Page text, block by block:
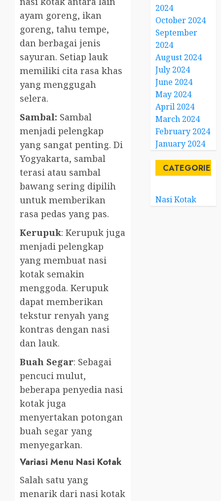
ayam goreng, ikan
goreng, tahu tempe,
dan berbagai jenis
sayuran. Setiap lauk
memiliki cita rasa khas
yang menggugah
selera.
Sambal: Sambal
menjadi pelengkap
yang sangat penting. Di
Yogyakarta, sambal
terasi atau sambal
bawang sering dipilih
untuk memberikan
rasa pedas yang pas.
Kerupuk: Kerupuk juga
menjadi pelengkap
yang membuat nasi
kotak semakin
menggoda. Kerupuk
dapat memberikan
tekstur renyah yang
kontras dengan nasi
dan lauk.
Buah Segar: Sebagai
pencuci mulut,
beberapa penyedia nasi
kotak juga
menyertakan potongan
buah segar yang
menyegarkan.
Variasi Menu Nasi Kotak
Salah satu yang
menarik dari nasi kotak
2024
October 2024
September
2024
August 2024
July 2024
June 2024
May 2024
April 2024
March 2024
February 2024
January 2024
CATEGORIES
Nasi Kotak